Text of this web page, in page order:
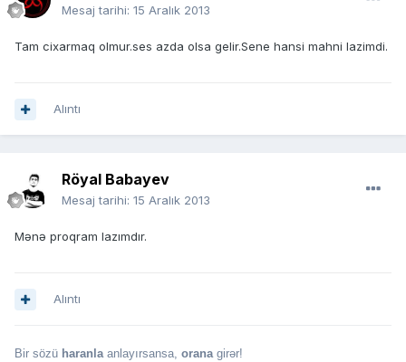
Mesaj tarihi: 15 Aralık 2013
Tam cixarmaq olmur.ses azda olsa gelir.Sene hansi mahni lazimdi.
Alıntı
Röyal Babayev
Mesaj tarihi: 15 Aralık 2013
Mənə proqram lazımdır.
Alıntı
Bir sözü haranla anlayırsansa, orana girər!